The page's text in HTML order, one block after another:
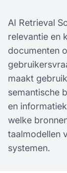
AI Retrieval
relevantie en
documenten
maakt
semantische
en
welke
taalmodellen
systemen.